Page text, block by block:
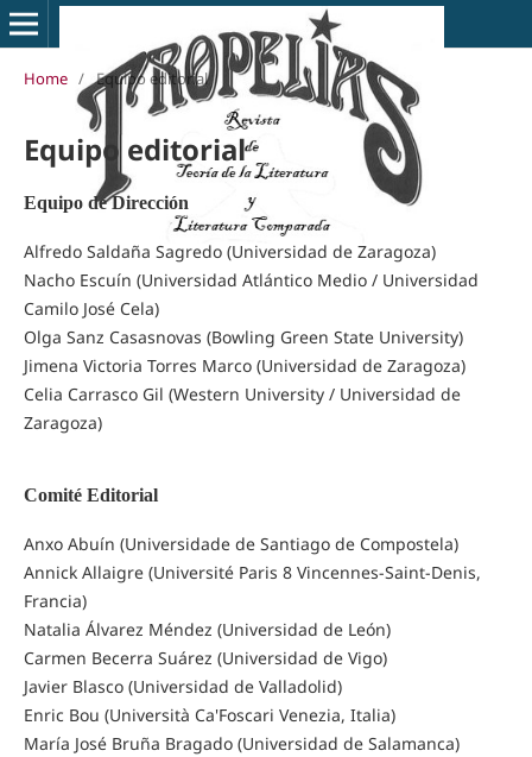
Home / Equipo editorial
Equipo editorial
Equipo de Dirección
Alfredo Saldaña Sagredo (Universidad de Zaragoza)
Nacho Escuín (Universidad Atlántico Medio / Universidad
Camilo José Cela)
Olga Sanz Casasnovas (Bowling Green State University)
Jimena Victoria Torres Marco (Universidad de Zaragoza)
Celia Carrasco Gil (Western University / Universidad de
Zaragoza)
Comité Editorial
Anxo Abuín (Universidade de Santiago de Compostela)
Annick Allaigre (Université Paris 8 Vincennes-Saint-Denis,
Francia)
Natalia Álvarez Méndez (Universidad de León)
Carmen Becerra Suárez (Universidad de Vigo)
Javier Blasco (Universidad de Valladolid)
Enric Bou (Università Ca'Foscari Venezia, Italia)
María José Bruña Bragado (Universidad de Salamanca)